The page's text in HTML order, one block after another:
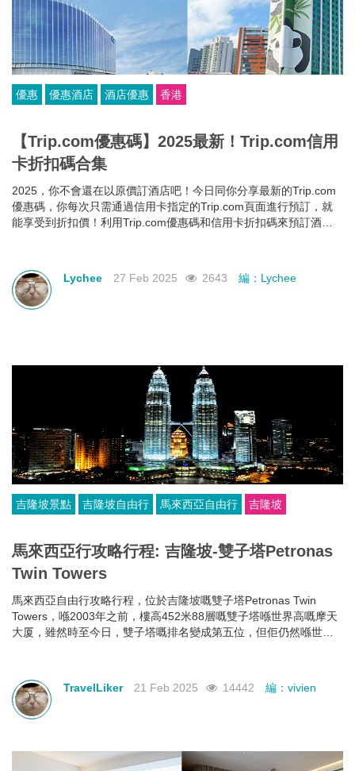
優惠 優惠酒店 酒店優惠 香港
【Trip.com優惠碼】2025最新！Trip.com信用
卡折扣碼合集
2025，你不會還在以原價訂酒店吧！今日同你分享最新的Trip.com
優惠碼，你每次只需通過信用卡指定的Trip.com頁面進行預訂，就
能享受到折扣價！利用Trip.com優惠碼和信用卡折扣碼來預訂酒
Lychee 27 Feb 2025 2643 編：Lychee
吉隆坡景點 吉隆坡自由行 馬來西亞自由行 吉隆坡
馬來西亞行攻略行程: 吉隆坡-雙子塔Petronas
Twin Towers
馬來西亞自由行攻略行程，位於吉隆坡嘅雙子塔Petronas Twin
Towers，喺2003年之前，樓高452米88層嘅雙子塔喺世界高嘅摩天
大厦，雖然時至今日，雙子塔嘅排名變成第五位，但佢仍然喺世界
TravelLiker 21 Feb 2025 14442 編：vivien